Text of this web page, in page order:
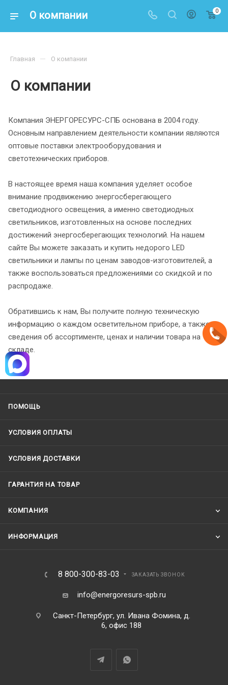
О компании 0
О компании
Главная — О компании
Компания ЭНЕРГОРЕСУРС-СПБ основана в 2004 году.
Основным направлением деятельности компании являются
оптовые поставки электрооборудования и
светотехнических приборов.
В настоящее время наша компания уделяет особое
внимание продвижению энергосберегающего
светодиодного освещения, а именно светодиодных
светильников, изготовленных на основе последних
достижений энергосберегающих технологий. На нашем
сайте Вы можете заказать и купить недорого LED
светильники и лампы по ценам заводов-изготовителей, а
также воспользоваться предложениями со скидкой и по
распродаже.
Обратившись к нам, Вы получите полную техническую
информацию о каждом осветительном приборе, а также
сведения об ассортименте, ценах и наличии товара на
складе.
ПОМОЩЬ
УСЛОВИЯ ОПЛАТЫ
УСЛОВИЯ ДОСТАВКИ
ГАРАНТИЯ НА ТОВАР
КОМПАНИЯ
ИНФОРМАЦИЯ
8 800-300-83-03 ЗАКАЗАТЬ ЗВОНОК
info@energoresurs-spb.ru
Санкт-Петербург, ул. Ивана Фомина, д.
6, офис 188